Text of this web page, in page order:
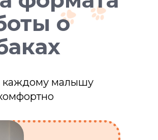
о
каждому малышу